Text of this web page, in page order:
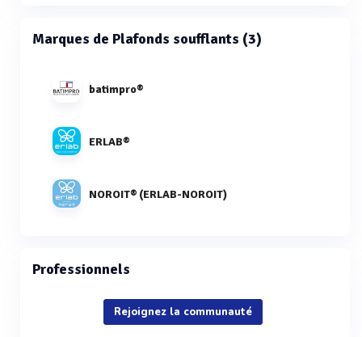
Marques de Plafonds soufflants (3)
batimpro®
ERLAB®
NOROIT® (ERLAB-NOROIT)
Professionnels
Rejoignez la communauté